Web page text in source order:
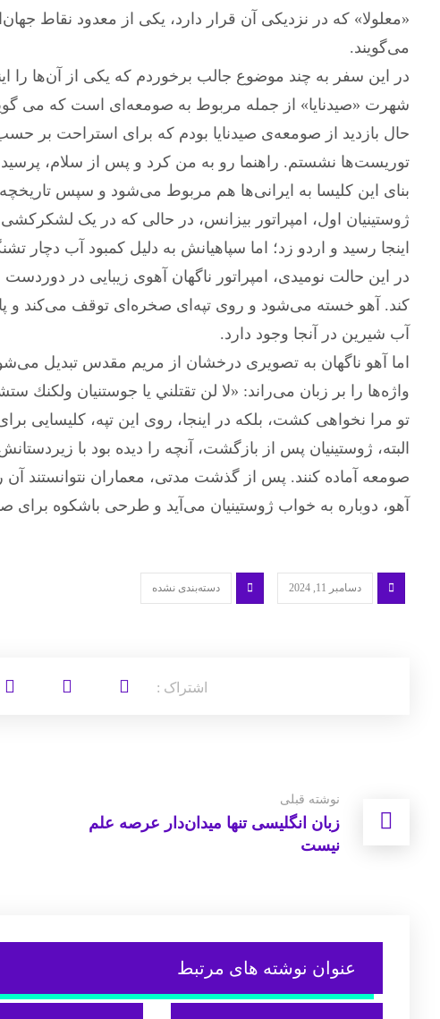
«معلولا» که در نزدیکی آن قرار دارد، یکی از معدود نقاط
می‌گویند.
در این سفر به چند موضوع جالب برخوردم که یکی از آن‌ها را
شهرت «صیدنایا» از جمله مربوط به صومعه‌ای است که می
حال بازدید از صومعه‌ی صیدنایا بودم که برای استراحت بر
توریست‌ها نشستم. راهنما رو به من کرد و پس از سلام،
بنای این کلیسا به ایرانی‌ها هم مربوط می‌شود و سپس
ژوستینیان اول، امپراتور بیزانس، در حالی که در یک لشکرکشی
اینجا رسید و اردو زد؛ اما سپاهیانش به دلیل کمبود آب دچار
در این حالت نومیدی، امپراتور ناگهان آهوی زیبایی در
کند. آهو خسته می‌شود و روی تپه‌ای صخره‌ای توقف می‌کند و
آب شیرین در آنجا وجود دارد.
اما آهو ناگهان به تصویری درخشان از مریم مقدس تبدیل
واژه‌ها را بر زبان می‌راند: «لا لن تقتلني يا جوستنيان ولكنك
تو مرا نخواهی کشت، بلکه در اینجا، روی این تپه،
البته، ژوستینیان پس از بازگشت، آنچه را دیده بود با
صومعه آماده کنند. پس از گذشت مدتی، معماران نتوانستند
آهو، دوباره به خواب ژوستینیان می‌آید و طرحی باشکوه برای
دسامبر 11, 2024 دسته‌بندی نشده
نوشته قبلی
زبان انگلیسی تنها میدان‌دار عرصه علم
نیست
عنوان ‫نوشته های مرتبط